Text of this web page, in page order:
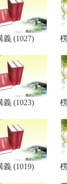
義 (1027)
義 (1023)
義 (1019)